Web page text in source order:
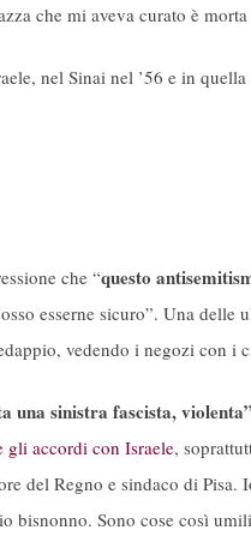
che mi aveva curato è
nel Sinai nel ’56 e in
che “questo
esserne sicuro”. Una delle
vedendo i negozi con i
una sinistra fascista,
gli accordi con Israele,
del Regno e sindaco di
bisnonno. Sono cose così